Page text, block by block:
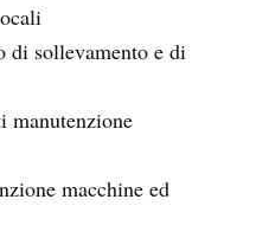
di sollevamento e di
manutenzione
macchine ed